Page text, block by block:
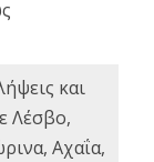
και
Λέσβο,
Αχαΐα,